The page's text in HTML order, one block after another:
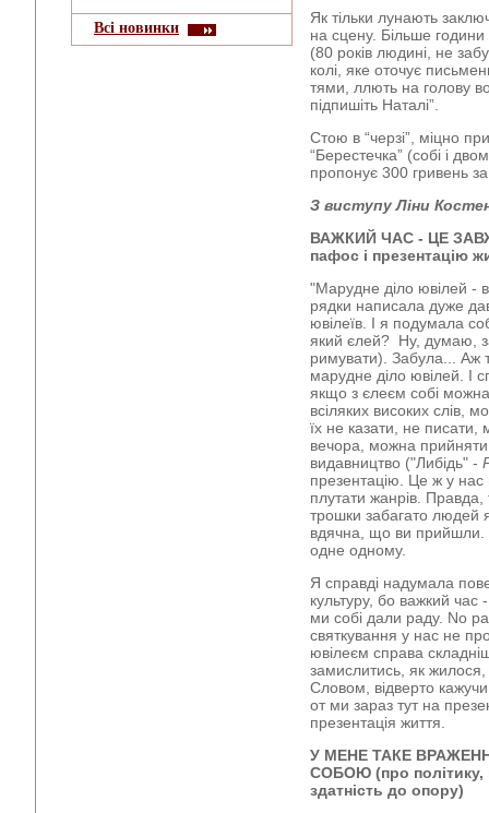
Всі новинки
Як тільки лунають
на сцену. Більше
(80 років людині, не
колі, яке оточує
тями, ллють на голову
підпишіть Наталі”.
Стою в “черзі”, міцно
“Берестечка” (собі і
пропонує 300 гривень
З виступу Ліни
ВАЖКИЙ ЧАС - ЦЕ
пафос і презентацію
"Марудне діло ювілей -
рядки написала дуже
ювілеїв. І я подумала
який єлей? Ну, думаю,
римувати). Забула... Аж
марудне діло ювілей. І
якщо з єлеєм собі
всіляких високих слів,
їх не казати, не писати,
вечора, можна прийняти
видавництво ("Либідь" -
презентацію. Це ж у нас
плутати жанрів.
трошки забагато людей
вдячна, що ви прийшли.
одне одному.
Я справді надумала
культуру, бо важкий
ми собі дали раду. No
святкування у нас не
ювілеєм справа
замислитись, як
Словом, відверто
от ми зараз тут на
презентація життя.
У МЕНЕ ТАКЕ
СОБОЮ (про політику,
здатність до опору)